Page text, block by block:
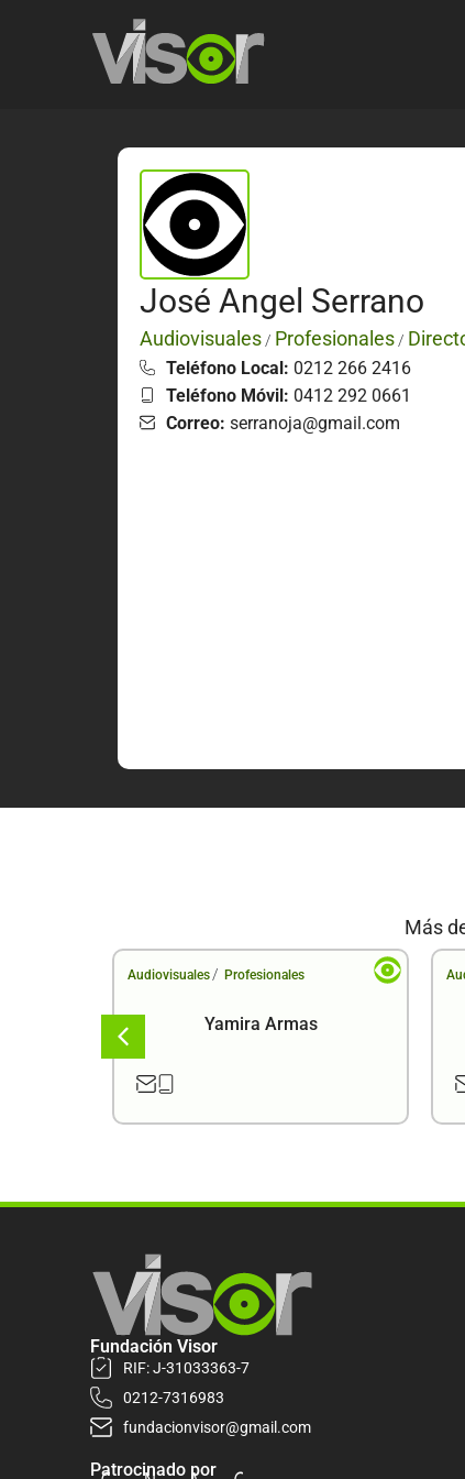
José Angel Serrano
Audiovisuales / Profesionales /
Teléfono Local: 0212 266 2416
Teléfono Móvil: 0412 292 0661
Correo: serranoja@gmail.com
Más
Audiovisuales / Profesionales
Yamira Armas
Fundación Visor
RIF: J-31033363-7
0212-7316983
fundacionvisor@gmail.com
Patrocinado por